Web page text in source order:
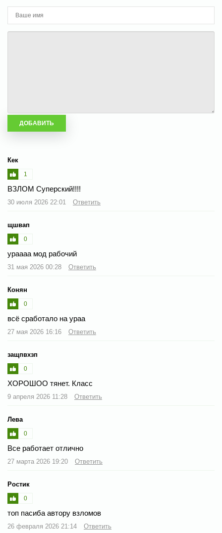
Кек
1
ВЗЛОМ Суперский!!!!
30 июля 2026 22:01 Ответить
щшвап
0
ураааа мод рабочий
31 мая 2026 00:28 Ответить
Конян
0
всё сработало на ураа
27 мая 2026 16:16 Ответить
защпвхзп
0
ХОРОШОО тянет. Класс
9 апреля 2026 11:28 Ответить
Лева
0
Все работает отлично
27 марта 2026 19:20 Ответить
Ростик
0
топ пасиба автору взломов
26 февраля 2026 21:14 Ответить